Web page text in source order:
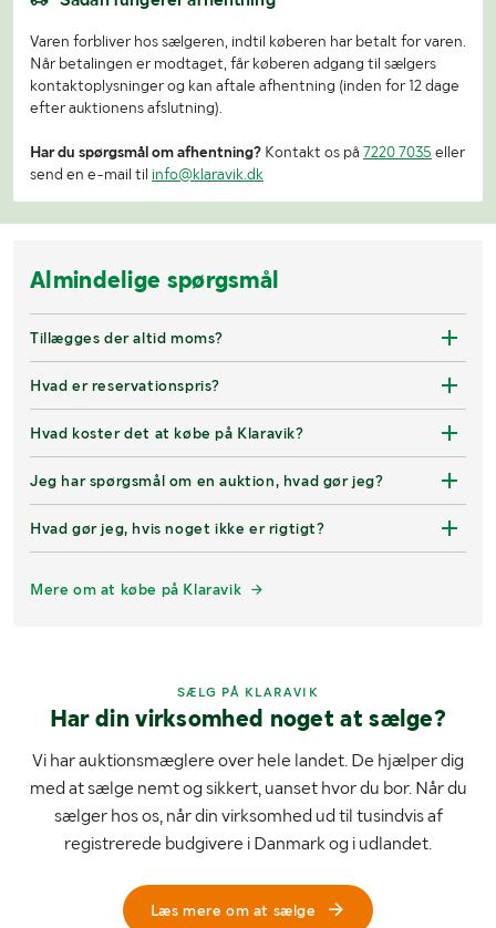
Varen forbliver hos sælgeren, indtil køberen har betalt for varen.
Når betalingen er modtaget, får køberen adgang til sælgers
kontaktoplysninger og kan aftale afhentning (inden for 12 dage
efter auktionens afslutning).
Har du spørgsmål om afhentning? Kontakt os på 7220 7035 eller
send en e-mail til info@klaravik.dk
Almindelige spørgsmål
Tillægges der altid moms?
Hvad er reservationspris?
Hvad koster det at købe på Klaravik?
Jeg har spørgsmål om en auktion, hvad gør jeg?
Hvad gør jeg, hvis noget ikke er rigtigt?
Mere om at købe på Klaravik
SÆLG PÅ KLARAVIK
Har din virksomhed noget at sælge?
Vi har auktionsmæglere over hele landet. De hjælper dig
med at sælge nemt og sikkert, uanset hvor du bor. Når du
sælger hos os, når din virksomhed ud til tusindvis af
registrerede budgivere i Danmark og i udlandet.
Læs mere om at sælge